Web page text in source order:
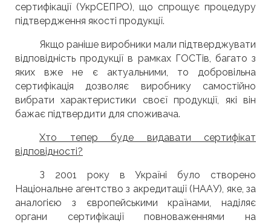
сертифікації (УкрСЕПРО), що спрощує процедуру
підтвердження якості продукції.
Якщо раніше виробники мали підтверджувати
відповідність продукції в рамках ГОСТів, багато з
яких вже не є актуальними, то добровільна
сертифікація дозволяє виробнику самостійно
вибрати характеристики своєї продукції, які він
бажає підтвердити для споживача.
Хто тепер буде видавати сертифікат
відповідності?
З 2001 року в Україні було створено
Національне агентство з акредитації (НААУ), яке, за
аналогією з європейськими країнами, наділяє
органи сертифікації повноваженнями на